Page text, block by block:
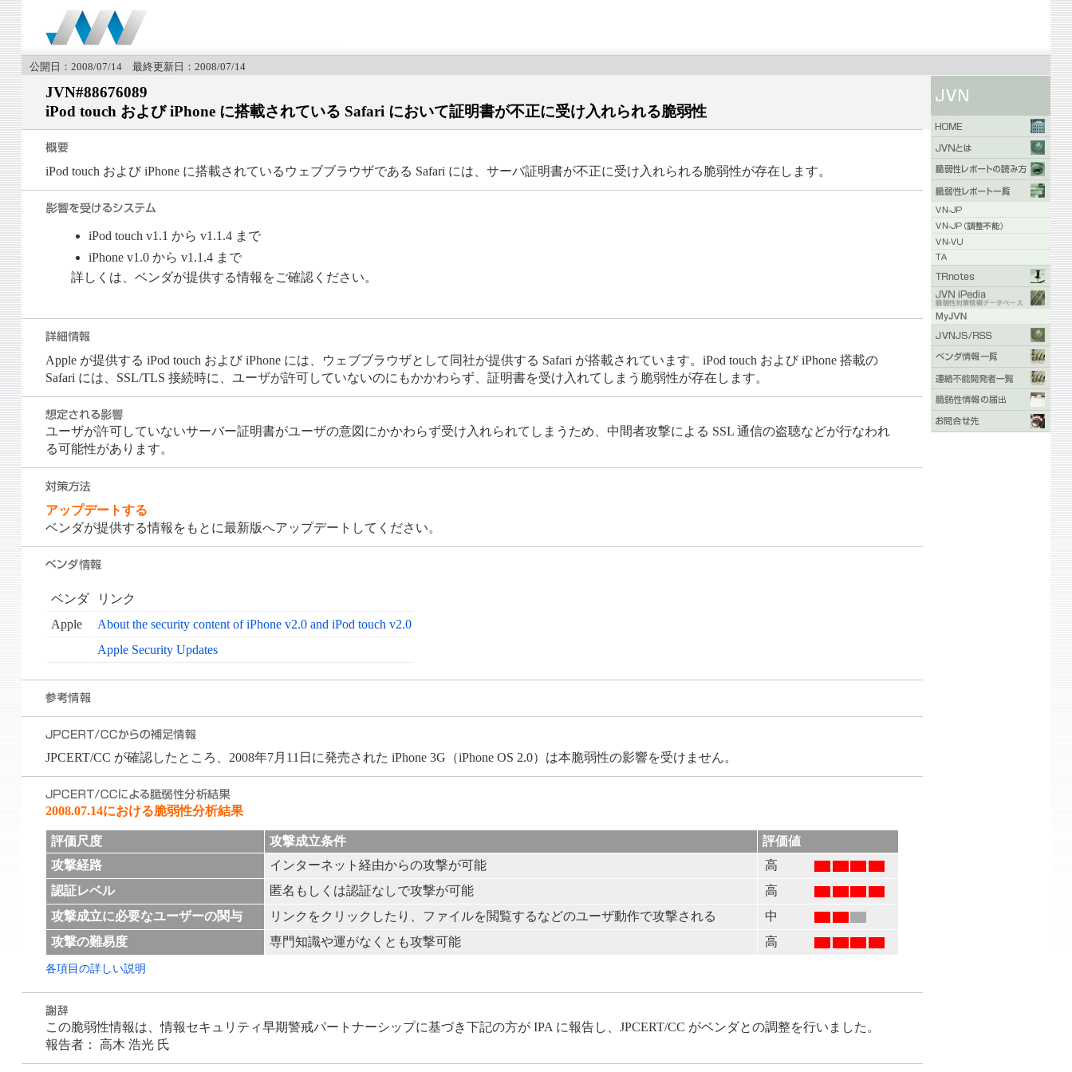
公開日：2008/07/14 最終更新日：2008/07/14
JVN#88676089
iPod touch および iPhone に搭載されている Safari において証明書が不正に受け入れられる脆弱性
iPod touch および iPhone に搭載されているウェブブラウザである Safari には、サーバ証明書が不正に受け入れられる脆弱性が存在します。
iPod touch v1.1 から v1.1.4 まで
iPhone v1.0 から v1.1.4 まで
詳しくは、ベンダが提供する情報をご確認ください。
Apple が提供する iPod touch および iPhone には、ウェブブラウザとして同社が提供する Safari が搭載されています。iPod touch および iPhone 搭載の
Safari には、SSL/TLS 接続時に、ユーザが許可していないのにもかかわらず、証明書を受け入れてしまう脆弱性が存在します。
ユーザが許可していないサーバー証明書がユーザの意図にかかわらず受け入れられてしまうため、中間者攻撃による SSL 通信の盗聴などが行なわれ
る可能性があります。
アップデートする
ベンダが提供する情報をもとに最新版へアップデートしてください。
ベンダ
リンク
Apple
About the security content of iPhone v2.0 and iPod touch v2.0
Apple Security Updates
JPCERT/CC が確認したところ、2008年7月11日に発売された iPhone 3G（iPhone OS 2.0）は本脆弱性の影響を受けません。
2008.07.14における脆弱性分析結果
評価尺度 攻撃成立条件
評価値
攻撃経路
インターネット経由からの攻撃が可能
高
認証レベル
匿名もしくは認証なしで攻撃が可能
高
攻撃成立に必要なユーザーの関与
リンクをクリックしたり、ファイルを閲覧するなどのユーザ動作で攻撃される
中
攻撃の難易度
専門知識や運がなくとも攻撃可能 高
各項目の詳しい説明
この脆弱性情報は、情報セキュリティ早期警戒パートナーシップに基づき下記の方が IPA に報告し、JPCERT/CC がベンダとの調整を行いました。
報告者： 高木 浩光 氏